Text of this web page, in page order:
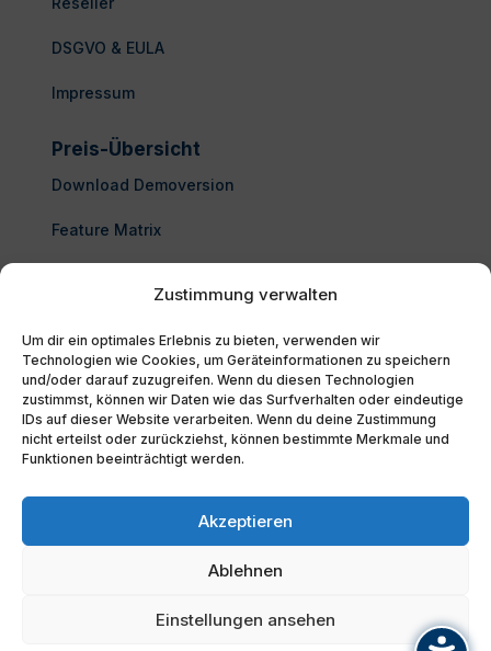
Zustimmung verwalten
Um dir ein optimales Erlebnis zu bieten, verwenden wir
Technologien wie Cookies, um Geräteinformationen zu speichern
und/oder darauf zuzugreifen. Wenn du diesen Technologien
zustimmst, können wir Daten wie das Surfverhalten oder eindeutige
IDs auf dieser Website verarbeiten. Wenn du deine Zustimmung
nicht erteilst oder zurückziehst, können bestimmte Merkmale und
Funktionen beeinträchtigt werden.
Akzeptieren
Ablehnen
Einstellungen ansehen
DSGVO & EULA
Impressum
Preis-Übersicht
Download Demoversion
Feature Matrix
© 2026 Sparx Systems Ltd und SparxSystems